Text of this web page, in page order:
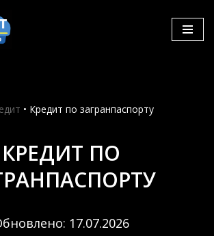
• Кредит по загранпаспорту
КРЕДИТ ПО
17.07.2026